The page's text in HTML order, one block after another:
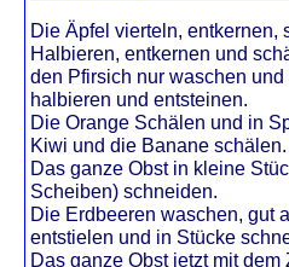
Die Äpfel vierteln, entkernen,
Halbieren, entkernen und
den Pfirsich nur waschen
halbieren und entsteinen.
Die Orange Schälen und in
Kiwi und die Banane schälen.
Das ganze Obst in kleine
Scheiben) schneiden.
Die Erdbeeren waschen, gut
entstielen und in Stücke
Das ganze Obst jetzt mit dem